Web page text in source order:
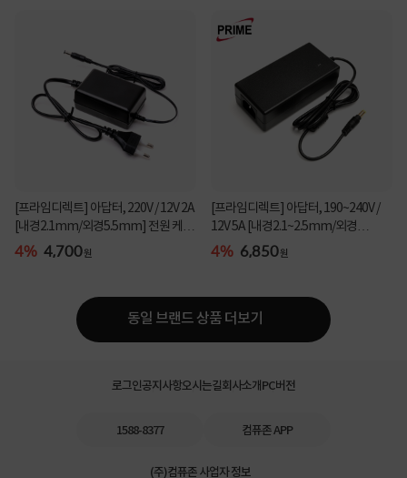
[프라임디렉트] 아답터, 220V / 12V 2A
[내경2.1mm/외경5.5mm] 전원 케이
블 일체형 [...
4% 4,700원
[프라임디렉트] 아답터, 190~240V /
12V 5A [내경2.1~2.5mm/외경
5.5mm] 전원 케이블 ...
4% 6,850원
동일 브랜드 상품 더보기
로그인공지사항오시는길회사소개PC버전
1588-8377 컴퓨존 APP
(주)컴퓨존 사업자 정보